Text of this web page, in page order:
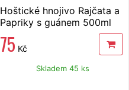
Hoštické hnojivo Rajčata a
Papriky s guánem 500ml
75 Kč
Skladem 45 ks